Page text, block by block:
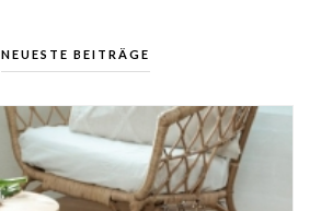
NEUESTE BEITRÄGE